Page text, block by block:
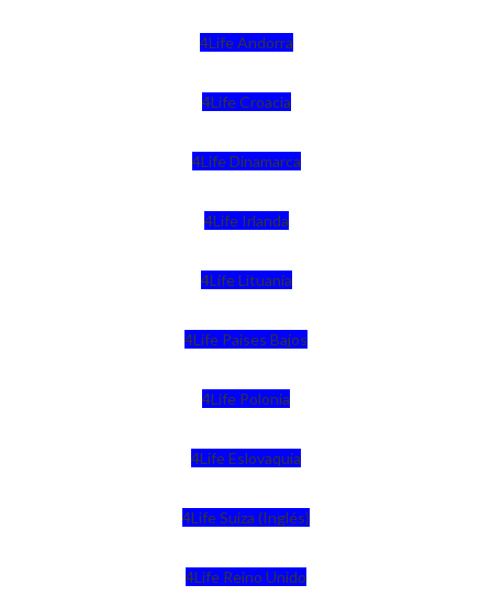
4Life Andorra
4Life Croacia
4Life Dinamarca
4Life Irlanda
4Life Lituania
4Life Paises Bajos
4Life Polonia
4Life Eslovaquia
4Life Suiza (Inglés)
4Life Reino Unido